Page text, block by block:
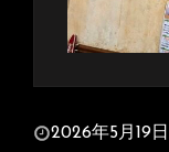
投2026年5月19日